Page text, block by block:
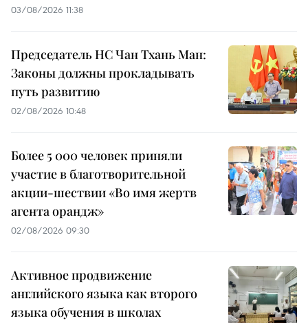
03/08/2026 11:38
Председатель НС Чан Тхань Ман:
Законы должны прокладывать
путь развитию
02/08/2026 10:48
Более 5 000 человек приняли
участие в благотворительной
акции-шествии «Во имя жертв
агента орандж»
02/08/2026 09:30
Активное продвижение
английского языка как второго
языка обучения в школах